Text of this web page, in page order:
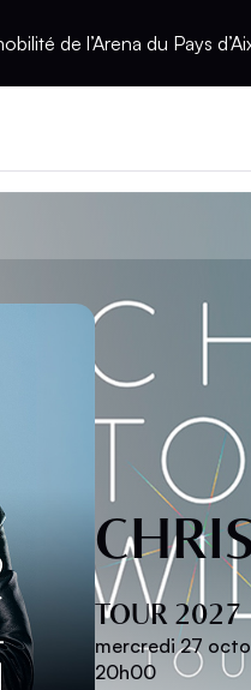
de l’Arena du Pays
TOUR 2027
mercredi 27
20h00